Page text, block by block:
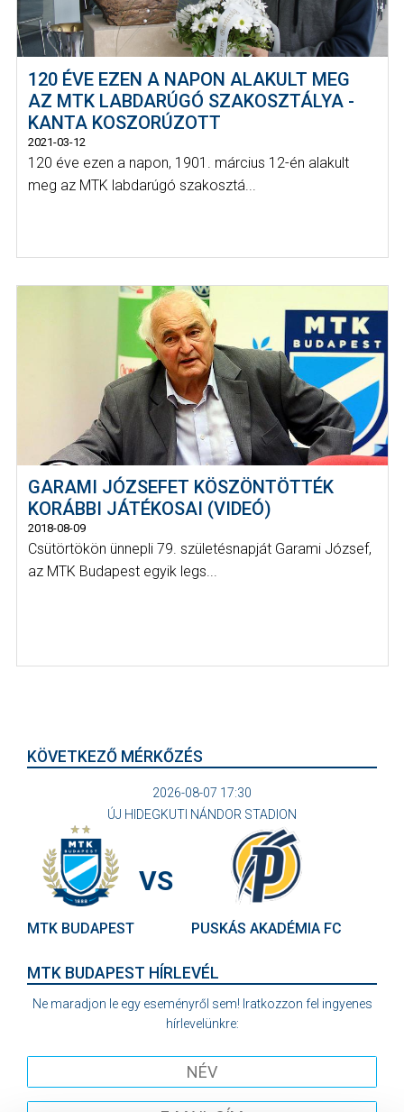
120 ÉVE EZEN A NAPON ALAKULT MEG
AZ MTK LABDARÚGÓ SZAKOSZTÁLYA -
KANTA KOSZORÚZOTT
2021-03-12
120 éve ezen a napon, 1901. március 12-én alakult
meg az MTK labdarúgó szakosztá...
GARAMI JÓZSEFET KÖSZÖNTÖTTÉK
KORÁBBI JÁTÉKOSAI (VIDEÓ)
2018-08-09
Csütörtökön ünnepli 79. születésnapját Garami József,
az MTK Budapest egyik legs...
KÖVETKEZŐ MÉRKŐZÉS
2026-08-07 17:30
ÚJ HIDEGKUTI NÁNDOR STADION
MTK BUDAPEST
VS
PUSKÁS AKADÉMIA FC
MTK BUDAPEST HÍRLEVÉL
Ne maradjon le egy eseményről sem! Iratkozzon fel ingyenes
hírlevelünkre: